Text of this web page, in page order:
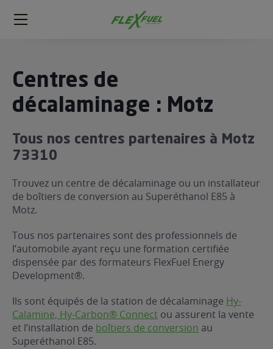
FlexFuel
Méga
?
gratuit
du carburant avec
garagiste
Centres de
décalaminage : Motz
Tous nos centres partenaires à Motz
73310
Trouvez un centre de décalaminage ou un installateur
de boîtiers de conversion au Superéthanol E85 à
Motz.
Tous nos partenaires sont des professionnels de
l’automobile ayant reçu une formation certifiée
dispensée par des formateurs FlexFuel Energy
Development®.
Ils sont équipés de la station de décalaminage Hy-
Calamine, Hy-Carbon® Connect ou assurent la vente
et l’installation de boîtiers de conversion au
Superéthanol E85.